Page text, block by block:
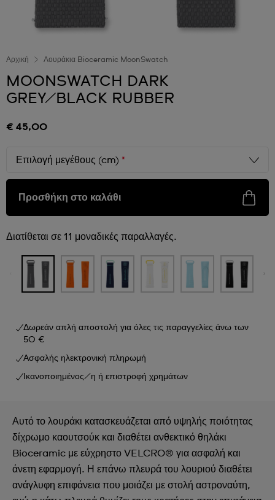
Αρχική Λουράκια Bioceramic MoonSwatch
MOONSWATCH DARK
GREY/BLACK RUBBER
€ 45,00
Επιλογή μεγέθους (cm) *
Προσθήκη στο καλάθι
Διατίθεται σε 11 μοναδικές παραλλαγές.
Δωρεάν απλή αποστολή για όλες τις παραγγελίες άνω των
50 €
Ασφαλής ηλεκτρονική πληρωμή
Ικανοποιημένος/η ή επιστροφή χρημάτων
Αυτό το λουράκι κατασκευάζεται από υψηλής ποιότητας
δίχρωμο καουτσούκ και διαθέτει ανθεκτικό θηλάκι
Bioceramic με εύχρηστο VELCRO® για ασφαλή και
άνετη εφαρμογή. Η επάνω πλευρά του λουριού διαθέτει
ανάγλυφη επιφάνεια που μοιάζει με στολή αστροναύτη,